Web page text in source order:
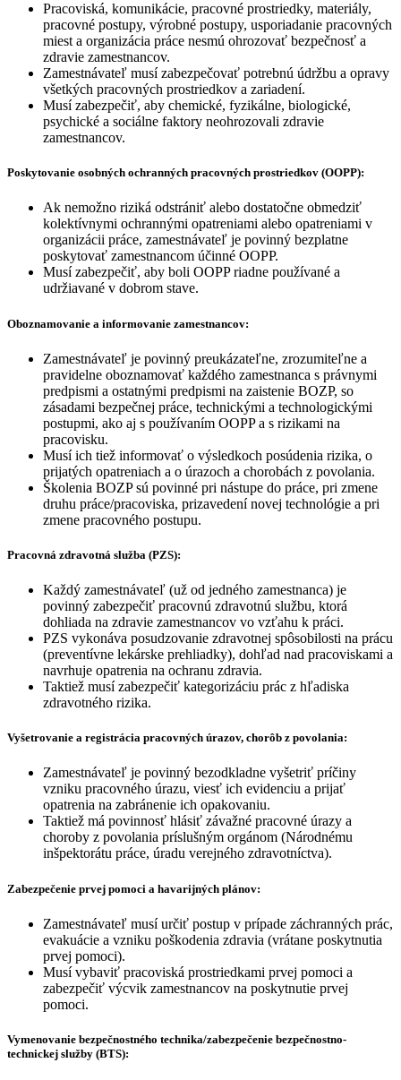
Pracoviská, komunikácie, pracovné prostriedky, materiály,
pracovné postupy, výrobné postupy, usporiadanie pracovných
miest a organizácia práce nesmú ohrozovať bezpečnosť a
zdravie zamestnancov.
Zamestnávateľ musí zabezpečovať potrebnú údržbu a opravy
všetkých pracovných prostriedkov a zariadení.
Musí zabezpečiť, aby chemické, fyzikálne, biologické,
psychické a sociálne faktory neohrozovali zdravie
zamestnancov.
Poskytovanie osobných ochranných pracovných prostriedkov (OOPP):
Ak nemožno riziká odstrániť alebo dostatočne obmedziť
kolektívnymi ochrannými opatreniami alebo opatreniami v
organizácii práce, zamestnávateľ je povinný bezplatne
poskytovať zamestnancom účinné OOPP.
Musí zabezpečiť, aby boli OOPP riadne používané a
udržiavané v dobrom stave.
Oboznamovanie a informovanie zamestnancov:
Zamestnávateľ je povinný preukázateľne, zrozumiteľne a
pravidelne oboznamovať každého zamestnanca s právnymi
predpismi a ostatnými predpismi na zaistenie BOZP, so
zásadami bezpečnej práce, technickými a technologickými
postupmi, ako aj s používaním OOPP a s rizikami na
pracovisku.
Musí ich tiež informovať o výsledkoch posúdenia rizika, o
prijatých opatreniach a o úrazoch a chorobách z povolania.
Školenia BOZP sú povinné pri nástupe do práce, pri zmene
druhu práce/pracoviska, prizavedení novej technológie a pri
zmene pracovného postupu.
Pracovná zdravotná služba (PZS):
Každý zamestnávateľ (už od jedného zamestnanca) je
povinný zabezpečiť pracovnú zdravotnú službu, ktorá
dohliada na zdravie zamestnancov vo vzťahu k práci.
PZS vykonáva posudzovanie zdravotnej spôsobilosti na prácu
(preventívne lekárske prehliadky), dohľad nad pracoviskami a
navrhuje opatrenia na ochranu zdravia.
Taktiež musí zabezpečiť kategorizáciu prác z hľadiska
zdravotného rizika.
Vyšetrovanie a registrácia pracovných úrazov, chorôb z povolania:
Zamestnávateľ je povinný bezodkladne vyšetriť príčiny
vzniku pracovného úrazu, viesť ich evidenciu a prijať
opatrenia na zabránenie ich opakovaniu.
Taktiež má povinnosť hlásiť závažné pracovné úrazy a
choroby z povolania príslušným orgánom (Národnému
inšpektorátu práce, úradu verejného zdravotníctva).
Zabezpečenie prvej pomoci a havarijných plánov:
Zamestnávateľ musí určiť postup v prípade záchranných prác,
evakuácie a vzniku poškodenia zdravia (vrátane poskytnutia
prvej pomoci).
Musí vybaviť pracoviská prostriedkami prvej pomoci a
zabezpečiť výcvik zamestnancov na poskytnutie prvej
pomoci.
Vymenovanie bezpečnostného technika/zabezpečenie bezpečnostno-
technickej služby (BTS):